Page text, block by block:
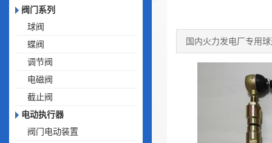
阀门系列
球阀
蝶阀
调节阀
电磁阀
截止阀
电动执行器
阀门电动装置
国内火力发电厂专用